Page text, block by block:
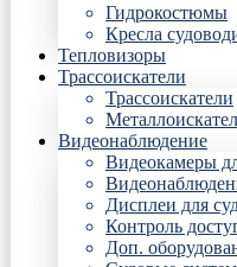
Гидрокостюмы
Кресла
Тепловизоры
Трассоискатели
Трассоискатели
Видеонаблюдение
Видеокамеры
Дисплеи для
Контроль
Доп.